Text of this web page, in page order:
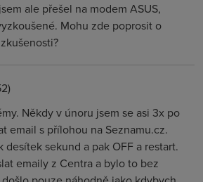
ale přešel na modem ASUS,
Mohu zde poprosit o
Někdy v únoru jsem se asi 3x po
email s přílohou na Seznamu.cz.
sekund a pak OFF a restart.
emaily z Centra a bylo to bez